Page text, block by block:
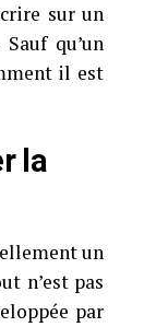
sur un
qu’un
il est
la
un
n’est pas
par